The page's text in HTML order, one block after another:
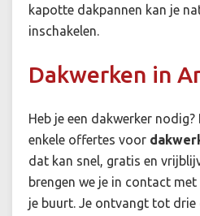
kapotte dakpannen kan je
inschakelen.
Dakwerken in
Heb je een dakwerker
enkele offertes voor
dat kan snel, gratis en
brengen we je in contact
je buurt. Je ontvangt tot